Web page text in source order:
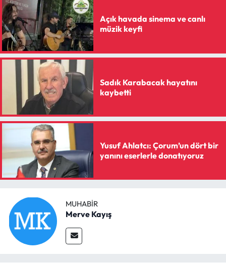
Açık havada sinema ve canlı
müzik keyfi
Sadık Karabacak hayatını
kaybetti
Yusuf Ahlatcı: Çorum’un dört bir
yanını eserlerle donatıyoruz
MUHABIR
Merve Kayış
Yerel Haberler